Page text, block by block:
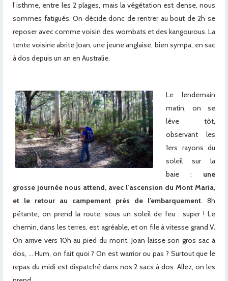
l’isthme, entre les 2 plages, mais la végétation est dense, nous
sommes fatigués. On décide donc de rentrer au bout de 2h se
reposer avec comme voisin des wombats et des kangourous. La
tente voisine abrite Joan, une jeune anglaise, bien sympa, en sac
à dos depuis un an en Australie.
Le lendemain
matin, on se
lève tôt,
observant les
1ers rayons du
soleil sur la
baie : une
grosse journée nous attend, avec l’ascension du Mont Maria,
et le retour au campement près de l’embarquement. 8h
pétante, on prend la route, sous un soleil de feu : super ! Le
chemin, dans les terres, est agréable, et on file à vitesse grand V.
On arrive vers 10h au pied du mont. Joan laisse son gros sac à
dos, … Hum, on fait quoi ? On est warrior ou pas ? Surtout que le
repas du midi est dispatché dans nos 2 sacs à dos. Allez, on les